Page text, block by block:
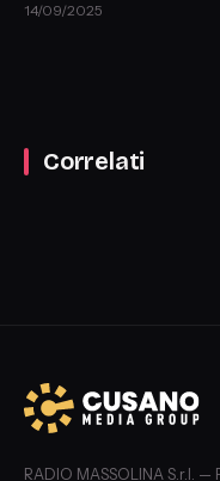
14/09/2025
Correlati
RADIO MASSOLINA S.r.l. —